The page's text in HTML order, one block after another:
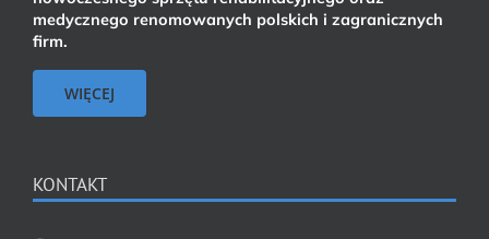
medycznego renomowanych polskich i zagranicznych
firm.
WIĘCEJ
KONTAKT